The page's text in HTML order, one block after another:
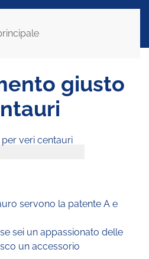
giusto
servono la patente A e
sei un appassionato delle
un accessorio